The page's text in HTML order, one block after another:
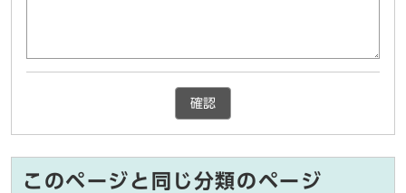
確認
このページと同じ分類のページ